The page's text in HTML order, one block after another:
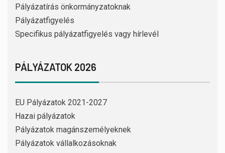
Pályázatírás önkormányzatoknak
Pályázatfigyelés
Specifikus pályázatfigyelés vagy hírlevél
PÁLYÁZATOK 2026
EU Pályázatok 2021-2027
Hazai pályázatok
Pályázatok magánszemélyeknek
Pályázatok vállalkozásoknak